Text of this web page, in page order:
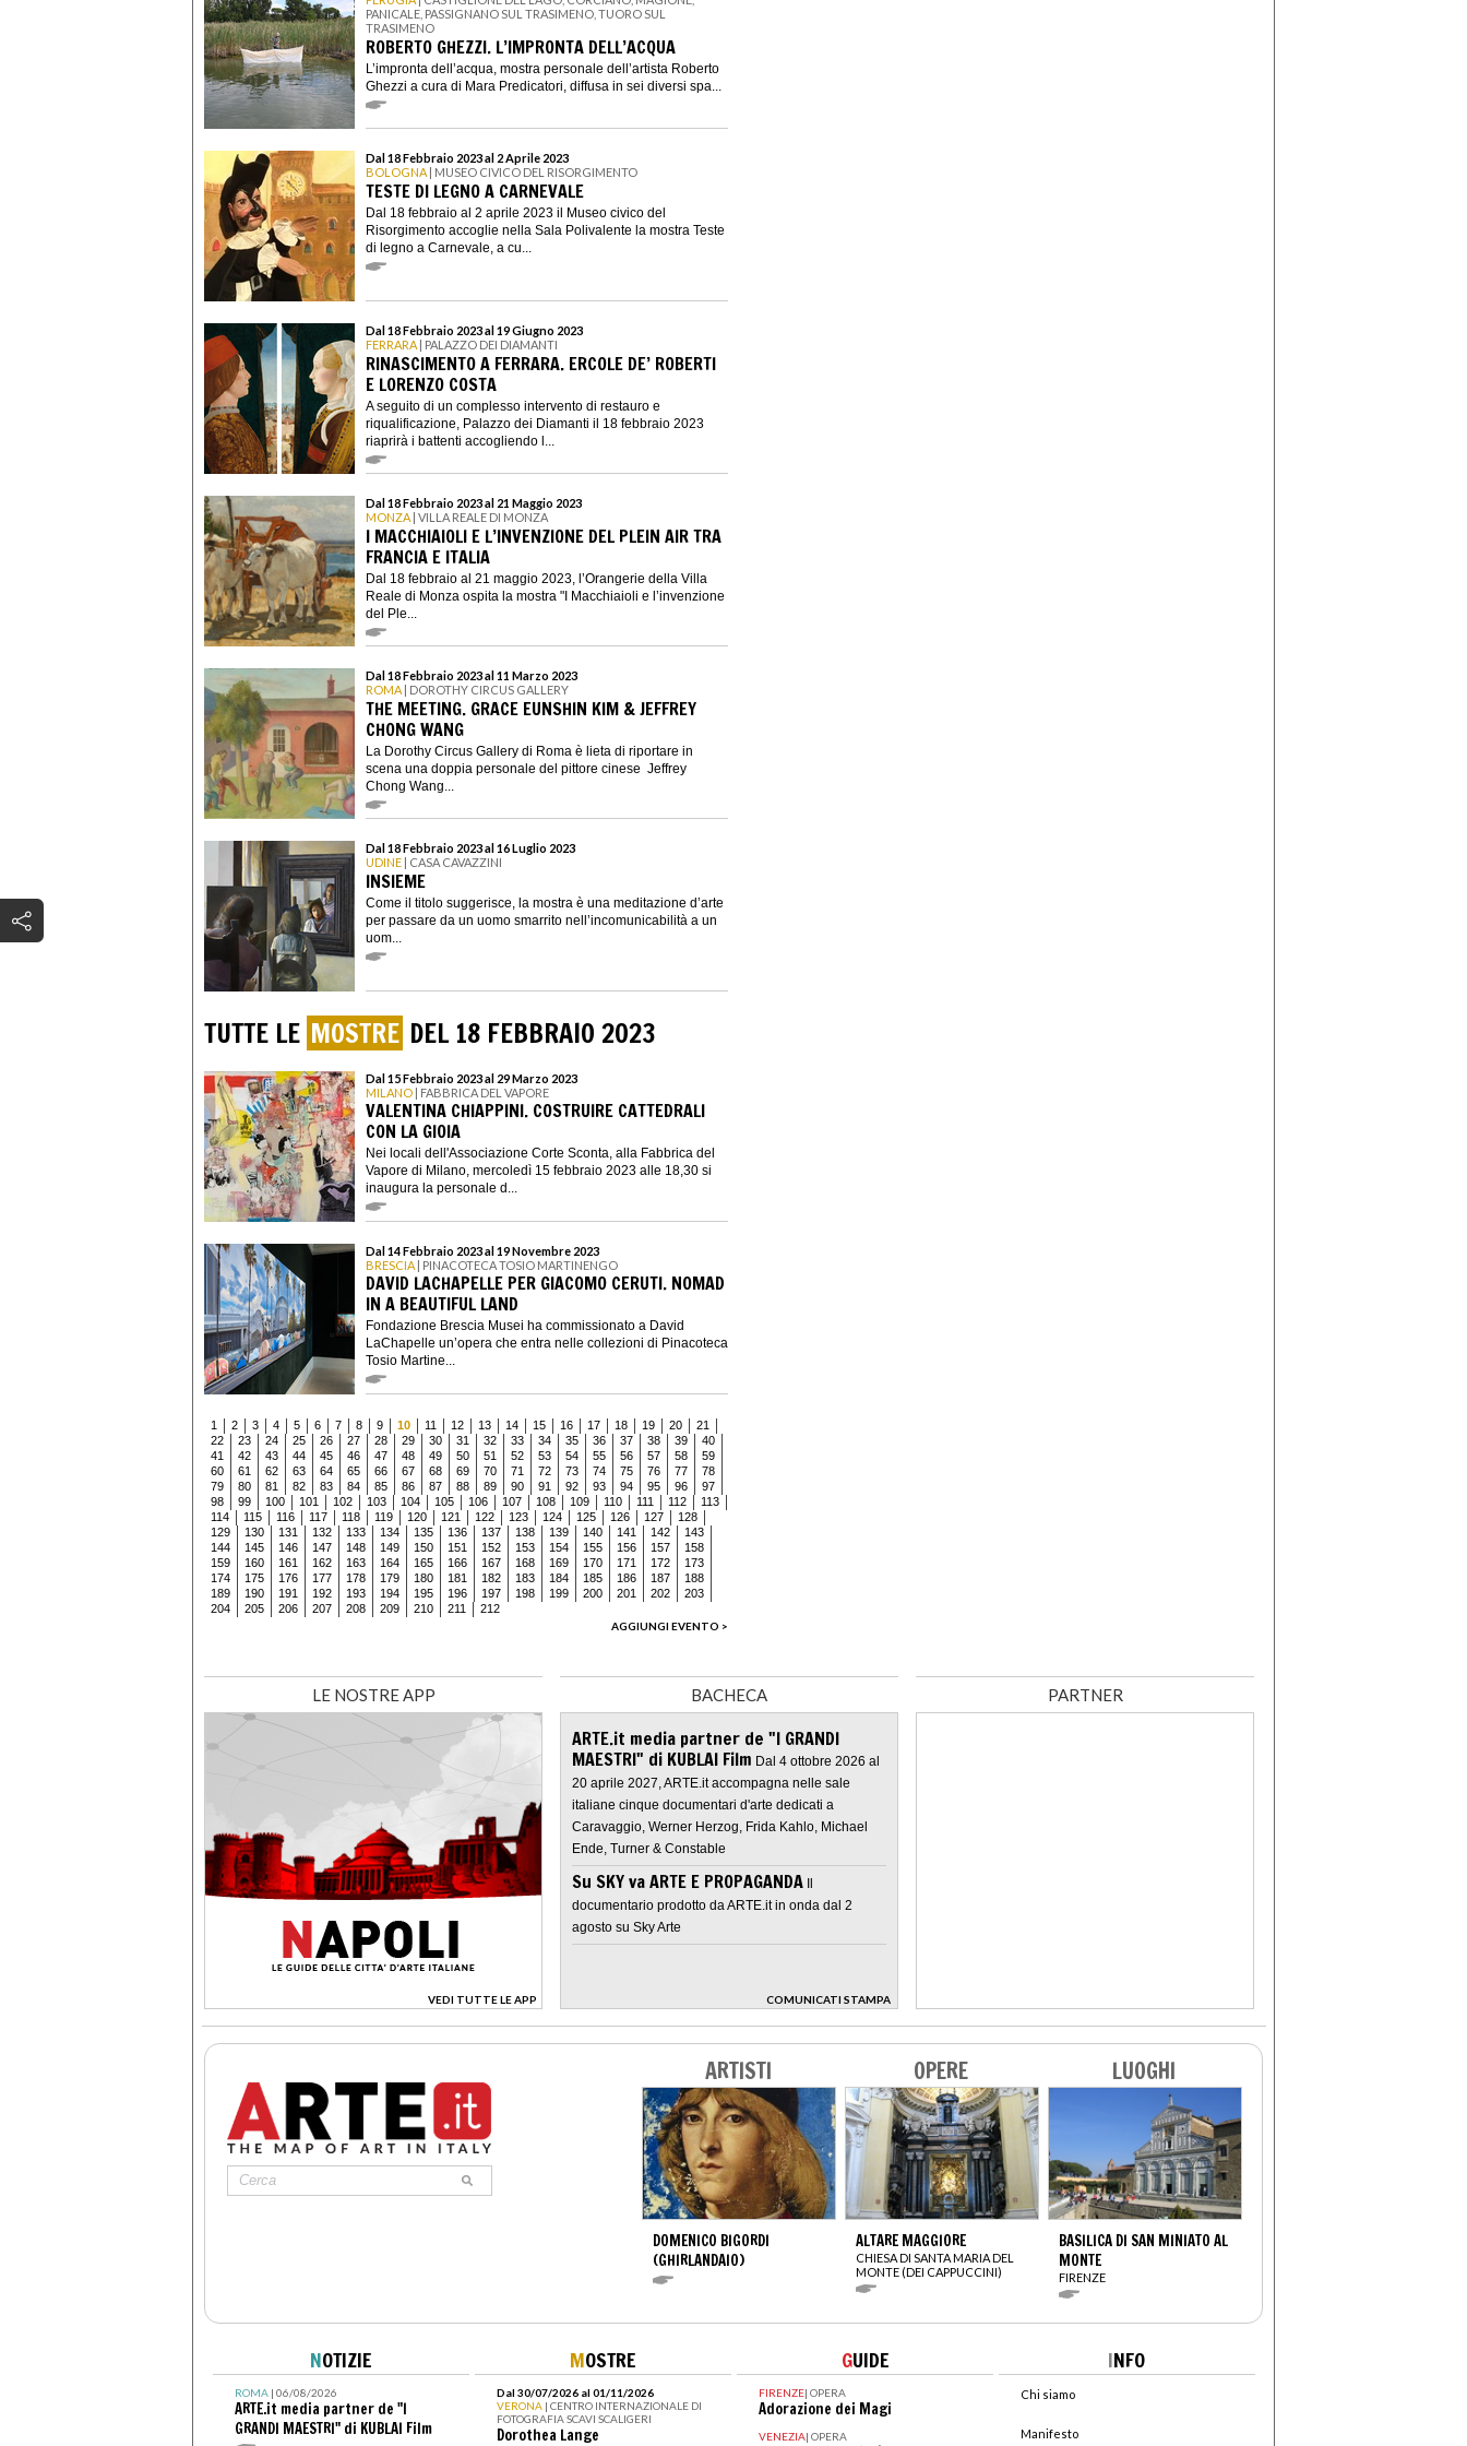
PANICALE, PASSIGNANO SUL TRASIMENO, TUORO SUL
TRASIMENO
ROBERTO GHEZZI. L’IMPRONTA DELL’ACQUA
L’impronta dell’acqua, mostra personale dell’artista Roberto
Ghezzi a cura di Mara Predicatori, diffusa in sei diversi spa...
Dal 18 Febbraio 2023 al 2 Aprile 2023
BOLOGNA | MUSEO CIVICO DEL RISORGIMENTO
TESTE DI LEGNO A CARNEVALE
Dal 18 febbraio al 2 aprile 2023 il Museo civico del
Risorgimento accoglie nella Sala Polivalente la mostra Teste
di legno a Carnevale, a cu...
Dal 18 Febbraio 2023 al 19 Giugno 2023
FERRARA | PALAZZO DEI DIAMANTI
RINASCIMENTO A FERRARA. ERCOLE DE’ ROBERTI
E LORENZO COSTA
A seguito di un complesso intervento di restauro e
riqualificazione, Palazzo dei Diamanti il 18 febbraio 2023
riaprirà i battenti accogliendo l...
Dal 18 Febbraio 2023 al 21 Maggio 2023
MONZA | VILLA REALE DI MONZA
I MACCHIAIOLI E L’INVENZIONE DEL PLEIN AIR TRA
FRANCIA E ITALIA
Dal 18 febbraio al 21 maggio 2023, l’Orangerie della Villa
Reale di Monza ospita la mostra "I Macchiaioli e l’invenzione
del Ple...
Dal 18 Febbraio 2023 al 11 Marzo 2023
ROMA | DOROTHY CIRCUS GALLERY
THE MEETING. GRACE EUNSHIN KIM & JEFFREY
CHONG WANG
La Dorothy Circus Gallery di Roma è lieta di riportare in
scena una doppia personale del pittore cinese Jeffrey
Chong Wang...
Dal 18 Febbraio 2023 al 16 Luglio 2023
UDINE | CASA CAVAZZINI
INSIEME
Come il titolo suggerisce, la mostra è una meditazione d’arte
per passare da un uomo smarrito nell’incomunicabilità a un
uom...
TUTTE LE MOSTRE DEL 18 FEBBRAIO 2023
Dal 15 Febbraio 2023 al 29 Marzo 2023
MILANO | FABBRICA DEL VAPORE
VALENTINA CHIAPPINI. COSTRUIRE CATTEDRALI
CON LA GIOIA
Nei locali dell'Associazione Corte Sconta, alla Fabbrica del
Vapore di Milano, mercoledì 15 febbraio 2023 alle 18,30 si
inaugura la personale d...
Dal 14 Febbraio 2023 al 19 Novembre 2023
BRESCIA | PINACOTECA TOSIO MARTINENGO
DAVID LACHAPELLE PER GIACOMO CERUTI. NOMAD
IN A BEAUTIFUL LAND
Fondazione Brescia Musei ha commissionato a David
LaChapelle un’opera che entra nelle collezioni di Pinacoteca
Tosio Martine...
1 2 3 4 5 6 7 8 9 10 11 12 13 14 15 16 17 18 19 20
21
22
23 24 25 26 27 28 29 30 31 32 33 34 35 36 37 38 39
40
41
42 43 44 45 46 47 48 49 50 51 52 53 54 55 56 57 58
59
60
61 62 63 64 65 66 67 68 69 70 71 72 73 74 75 76 77
78
79
80 81 82 83 84 85 86 87 88 89 90 91 92 93 94 95 96
97
98
99 100 101 102 103 104 105 106 107 108 109 110 111 112
113
114
115 116 117 118 119 120 121 122 123 124 125 126 127
128
129
130 131 132 133 134 135 136 137 138 139 140 141 142
143
144
145 146 147 148 149 150 151 152 153 154 155 156 157
158
159
160 161 162 163 164 165 166 167 168 169 170 171 172
173
174
175 176 177 178 179 180 181 182 183 184 185 186 187
188
189
190 191 192 193 194 195 196 197 198 199 200 201 202
203
204
205 206 207 208 209 210 211
212
AGGIUNGI EVENTO >
LE NOSTRE APP
VEDI TUTTE LE APP
>
BACHECA
ARTE.it media partner de "I GRANDI
MAESTRI" di KUBLAI Film Dal 4 ottobre 2026 al
20 aprile 2027, ARTE.it accompagna nelle sale
italiane cinque documentari d'arte dedicati a
Caravaggio, Werner Herzog, Frida Kahlo, Michael
Ende, Turner & Constable
Su SKY va ARTE E PROPAGANDA Il
documentario prodotto da ARTE.it in onda dal 2
agosto su Sky Arte
COMUNICATI STAMPA
>
PARTNER
ARTISTI
DOMENICO BIGORDI
(GHIRLANDAIO)
OPERE
ALTARE MAGGIORE
CHIESA DI SANTA MARIA DEL
MONTE (DEI CAPPUCCINI)
LUOGHI
BASILICA DI SAN MINIATO AL
MONTE
FIRENZE
NOTIZIE
ROMA| 06/08/2026
ARTE.it media partner de "I
GRANDI MAESTRI" di KUBLAI Film
MOSTRE
Dal 30/07/2026 al 01/11/2026
VERONA | CENTRO INTERNAZIONALE DI
FOTOGRAFIA SCAVI SCALIGERI
Dorothea Lange
GUIDE
FIRENZE| OPERA
Adorazione dei Magi
VENEZIA| OPERA
INFO
Chi siamo
Manifesto